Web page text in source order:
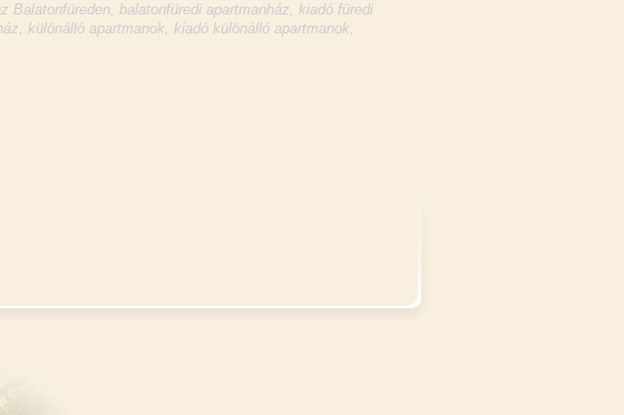
Balatonfüreden, balatonfüredi apartmanház, kiadó füredi
különálló apartmanok, kiadó különálló apartmanok,